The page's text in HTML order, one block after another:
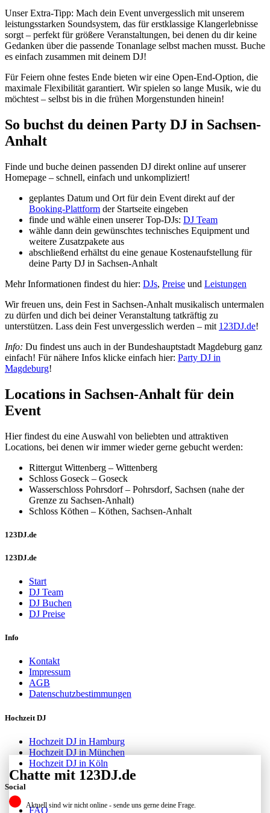
Unser Extra-Tipp: Mach dein Event unvergesslich mit unserem
leistungsstarken Soundsystem, das für erstklassige Klangerlebnisse
sorgt – perfekt für größere Veranstaltungen, bei denen du dir keine
Gedanken über die passende Tonanlage selbst machen musst. Buche
es einfach zusammen mit deinem DJ!
Für Feiern ohne festes Ende bieten wir eine Open-End-Option, die
maximale Flexibilität garantiert. Wir spielen so lange Musik, wie du
möchtest – selbst bis in die frühen Morgenstunden hinein!
So buchst du deinen Party DJ in Sachsen-
Anhalt
Finde und buche deinen passenden DJ direkt online auf unserer
Homepage – schnell, einfach und unkompliziert!
geplantes Datum und Ort für dein Event direkt auf der
Booking-Plattform der Startseite eingeben
finde und wähle einen unserer Top-DJs: DJ Team
wähle dann dein gewünschtes technisches Equipment und
weitere Zusatzpakete aus
abschließend erhältst du eine genaue Kostenaufstellung für
deine Party DJ in Sachsen-Anhalt
Mehr Informationen findest du hier: DJs, Preise und Leistungen
Wir freuen uns, dein Fest in Sachsen-Anhalt musikalisch untermalen
zu dürfen und dich bei deiner Veranstaltung tatkräftig zu
unterstützen. Lass dein Fest unvergesslich werden – mit 123DJ.de!
Info: Du findest uns auch in der Bundeshauptstadt Magdeburg ganz
einfach! Für nähere Infos klicke einfach hier: Party DJ in
Magdeburg!
Locations in Sachsen-Anhalt für dein
Event
Hier findest du eine Auswahl von beliebten und attraktiven
Locations, bei denen wir immer wieder gerne gebucht werden:
Rittergut Wittenberg – Wittenberg
Schloss Goseck – Goseck
Wasserschloss Pohrsdorf – Pohrsdorf, Sachsen (nahe der
Grenze zu Sachsen-Anhalt)
Schloss Köthen – Köthen, Sachsen-Anhalt
123DJ.de
123DJ.de
Start
DJ Team
DJ Buchen
DJ Preise
Info
Kontakt
Impressum
AGB
Datenschutzbestimmungen
Hochzeit DJ
Hochzeit DJ in Hamburg
Hochzeit DJ in München
Hochzeit DJ in Köln
Social
FAQ
Chatte mit 123DJ.de
Aktuell sind wir nicht online - sende uns gerne deine Frage.